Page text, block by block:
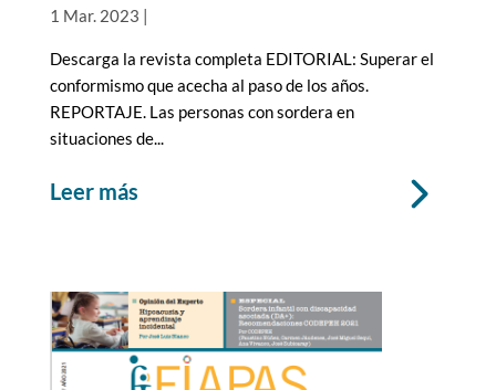
1 Mar. 2023 |
Descarga la revista completa EDITORIAL: Superar el
conformismo que acecha al paso de los años.
REPORTAJE. Las personas con sordera en
situaciones de...
leer más